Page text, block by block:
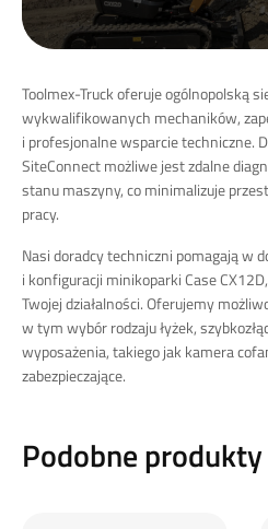
Toolmex-Truck oferuje ogólnopolską
wykwalifikowanych mechaników,
i profesjonalne wsparcie techniczne.
SiteConnect możliwe jest zdalne
stanu maszyny, co minimalizuje
pracy.
Nasi doradcy techniczni pomagają w
i konfiguracji minikoparki Case
Twojej działalności.Oferujemy
w tym wybór rodzaju łyżek,
wyposażenia, takiego jak kamera
zabezpieczające.
Podobne produkty